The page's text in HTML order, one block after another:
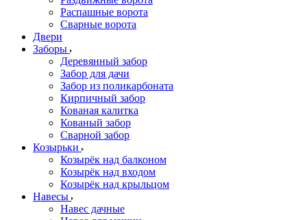
Распашные ворота
Сварные ворота
Двери
Заборы
Деревянный забор
Забор для дачи
Забор из поликарбоната
Кирпичный забор
Кованая калитка
Кованый забор
Сварной забор
Козырьки
Козырёк над балконом
Козырёк над входом
Козырёк над крыльцом
Навесы
Навес дачные